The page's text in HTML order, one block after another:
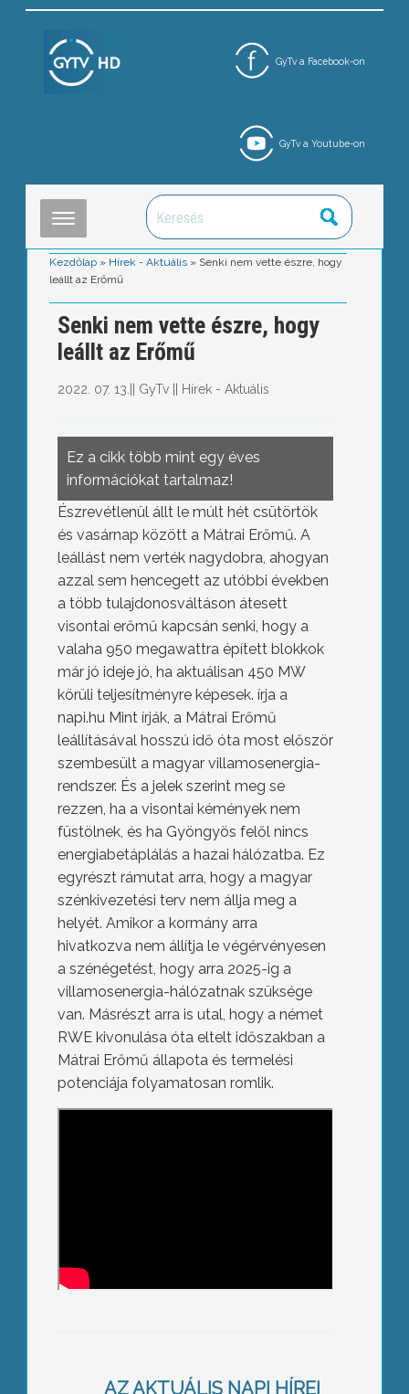
GyTv a Facebook-on
GyTv a Youtube-on
Kezdőlap » Hírek - Aktuális » Senki nem vette észre, hogy
leállt az Erőmű
Senki nem vette észre, hogy
leállt az Erőmű
2022. 07. 13. GyTv|| Hírek - Aktuális
Ez a cikk több mint egy éves
információkat tartalmaz!
Észrevétlenül állt le múlt hét csütörtök
és vasárnap között a Mátrai Erőmű. A
leállást nem verték nagydobra, ahogyan
azzal sem hencegett az utóbbi években
a több tulajdonosváltáson átesett
visontai erőmű kapcsán senki, hogy a
valaha 950 megawattra épített blokkok
már jó ideje jó, ha aktuálisan 450 MW
körüli teljesítményre képesek. írja a
napi.hu Mint írják, a Mátrai Erőmű
leállításával hosszú idő óta most először
szembesült a magyar villamosenergia-
rendszer. És a jelek szerint meg se
rezzen, ha a visontai kémények nem
füstölnek, és ha Gyöngyös felől nincs
energiabetáplálás a hazai hálózatba. Ez
egyrészt rámutat arra, hogy a magyar
szénkivezetési terv nem állja meg a
helyét. Amikor a kormány arra
hivatkozva nem állítja le végérvényesen
a szénégetést, hogy arra 2025-ig a
villamosenergia-hálózatnak szüksége
van. Másrészt arra is utal, hogy a német
RWE kivonulása óta eltelt időszakban a
Mátrai Erőmű állapota és termelési
potenciája folyamatosan romlik.
AZ AKTUÁLIS NAPI HÍREI
A polgármester felesége gázolt
Gyöngyössolymoson